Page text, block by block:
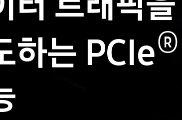
하는 PCIe®